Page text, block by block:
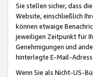
Sie stellen sicher, dass
Website, einschließlich
können etwaige
jeweiligen Zeitpunkt für
Genehmigungen und
hinterlegte E-Mail-
Wenn Sie als Nicht-US-